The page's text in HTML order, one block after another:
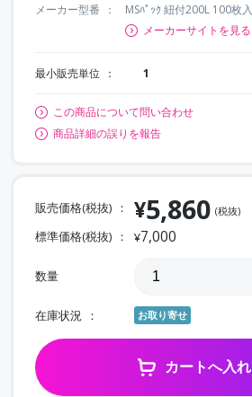
メーカー型番
MSﾊﾟｯｸ 紐付200L 100枚入
メーカーサイトを見る
最小販売単位 1
この商品について問い合わせ
商品詳細の誤りを報告
販売価格(税抜) ¥5,860 (税抜)
標準価格(税抜) ¥7,000
数量
在庫状況 お取り寄せ
カートへ入